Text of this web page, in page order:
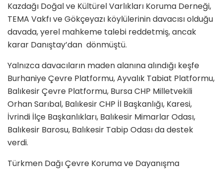
Kazdağı Doğal ve Kültürel Varlıkları Koruma Derneği,
TEMA Vakfı ve Gökçeyazı köylülerinin davacısı olduğu
davada, yerel mahkeme talebi reddetmiş, ancak
karar Danıştay’dan dönmüştü.
Yalnızca davacıların maden alanına alındığı keşfe
Burhaniye Çevre Platformu, Ayvalık Tabiat Platformu,
Balıkesir Çevre Platformu, Bursa CHP Milletvekili
Orhan Sarıbal, Balıkesir CHP İl Başkanlığı, Karesi,
İvrindi İlçe Başkanlıkları, Balıkesir Mimarlar Odası,
Balıkesir Barosu, Balıkesir Tabip Odası da destek
verdi.
Türkmen Dağı Çevre Koruma ve Dayanışma